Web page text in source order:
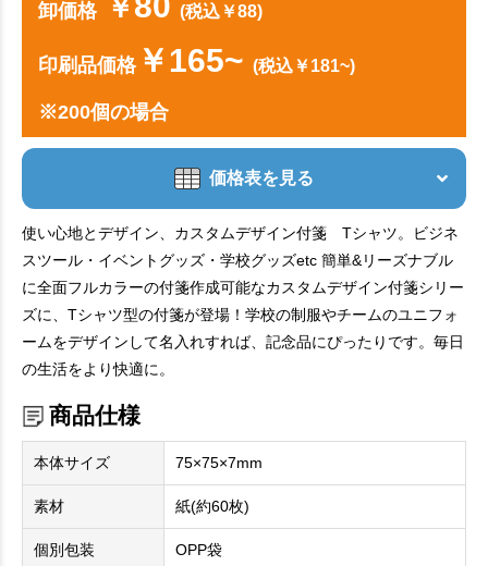
卸価格 ￥ (税込￥88)
印刷品価格￥165~ (税込￥181~)
※200個の場合
価格表を見る
使い心地とデザイン、カスタムデザイン付箋 Tシャツ。ビジネ
スツール・イベントグッズ・学校グッズetc 簡単&リーズナブル
に全面フルカラーの付箋作成可能なカスタムデザイン付箋シリー
ズに、Tシャツ型の付箋が登場！学校の制服やチームのユニフォ
ームをデザインして名入れすれば、記念品にぴったりです。毎日
の生活をより快適に。
商品仕様
本体サイズ 75×75×7mm
素材 紙(約60枚)
個別包装 OPP袋